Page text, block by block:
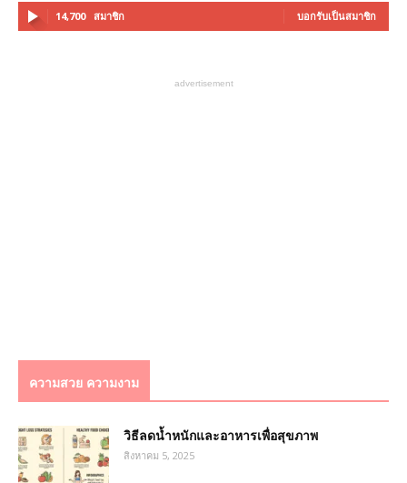
14,700 สมาชิก บอกรับเป็นสมาชิก
advertisement
ความสวย ความงาม
วิธีลดน้ำหนักและอาหารเพื่อสุขภาพ
สิงหาคม 5, 2025